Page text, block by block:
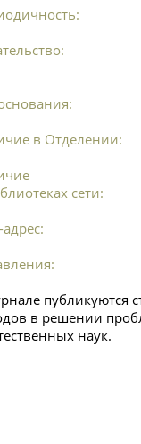
в Отделении:
сети:
публикуются
в решении
наук.